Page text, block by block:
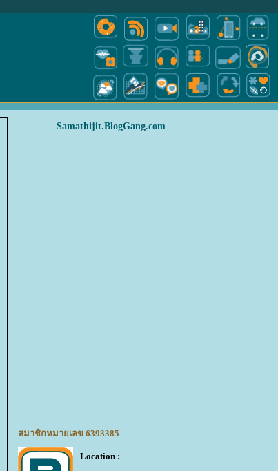
Samathijit.BlogGang.com
สมาชิกหมายเลข 6393385
Location :